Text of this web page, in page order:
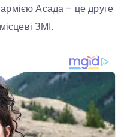
Асада – це друге
ЗМІ.